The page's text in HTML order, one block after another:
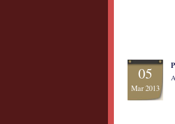
05
Mar 2013